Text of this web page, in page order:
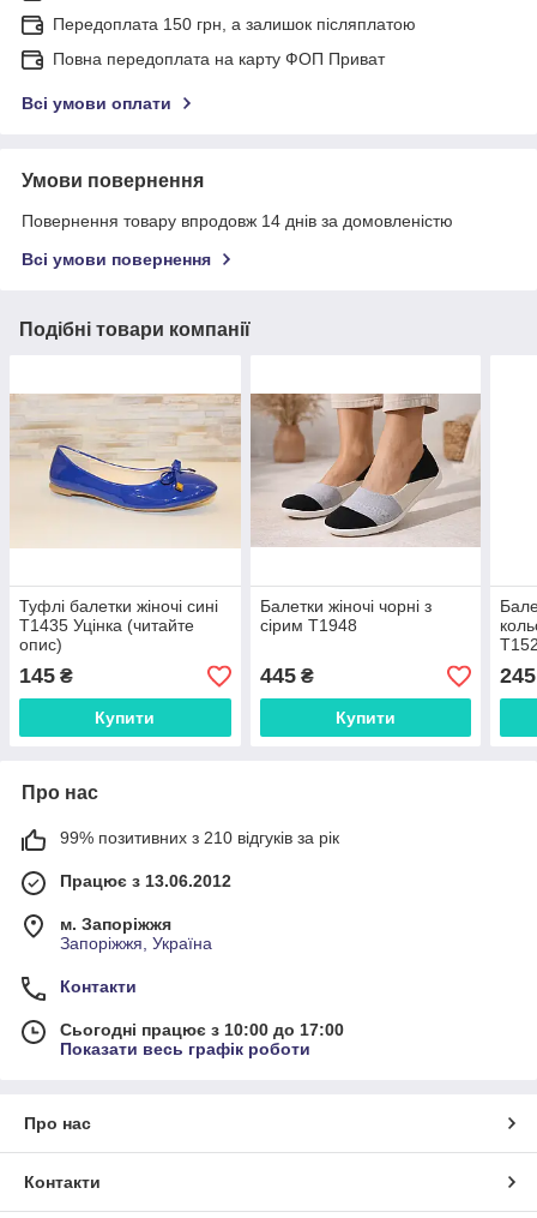
Передоплата 150 грн, а залишок післяплатою
Повна передоплата на карту ФОП Приват
Всі умови оплати
Умови повернення
Повернення товару впродовж 14 днів за домовленістю
Всі умови повернення
Подібні товари компанії
Туфлі балетки жіночі сині
Т1435 Уцінка (читайте
опис)
145 ₴
Купити
Балетки жіночі чорні з
сірим Т1948
445₴
Купити
245
Про нас
99% позитивних з 210 відгуків за рік
Працює з 13.06.2012
м. Запоріжжя
Запоріжжя, Україна
Контакти
Сьогодні працює з 10:00 до 17:00
Показати весь графік роботи
Про нас
Контакти